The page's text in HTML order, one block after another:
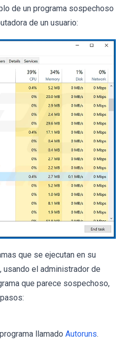
de un programa sospechoso
de un usuario:
que se ejecutan en su
usando el administrador de
que parece sospechoso,
llamado Autoruns.